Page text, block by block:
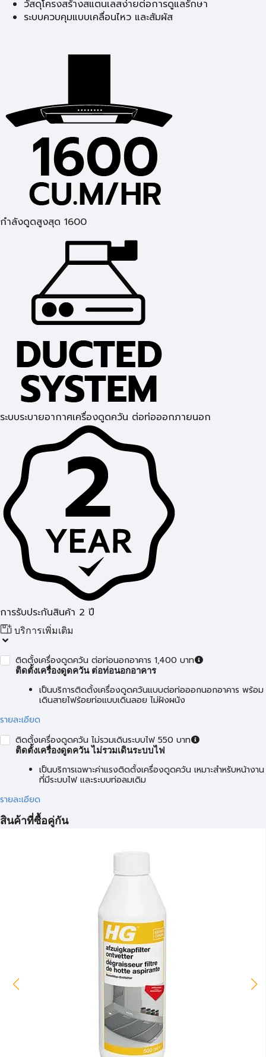
วัสดุโครงสร้างสแตนเลสง่ายต่อการดูแลรักษา
ระบบควบคุมแบบเคลื่อนไหว และสัมผัส
กำลังดูดสูงสุด 1600
ระบบระบายอากาศเครื่องดูดควัน ต่อท่อออกภายนอก
การรับประกันสินค้า 2 ปี
บริการเพิ่มเติม
ติดตั้งเครื่องดูดควัน ต่อท่อนอกอาคาร 1,400 บาท
ติดตั้งเครื่องดูดควัน ต่อท่อนอกอาคาร
เป็นบริการติดตั้งเครื่องดูดควันแบบต่อท่อออกนอกอาคาร พร้อม
เดินสายไฟร้อยท่อแบบเดินลอย ไม่ฝังผนัง
รายละเอียด
ติดตั้งเครื่องดูดควัน ไม่รวมเดินระบบไฟ 550 บาท
ติดตั้งเครื่องดูดควัน ไม่รวมเดินระบบไฟ
เป็นบริการเฉพาะค่าแรงติดตั้งเครื่องดูดควัน เหมาะสำหรับหน้างาน
ที่มีระบบไฟ และระบบท่อลมเดิม
รายละเอียด
สินค้าที่ซื้อคู่กัน